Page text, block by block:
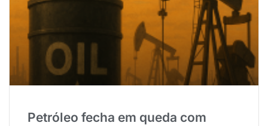
Petróleo fecha em queda com